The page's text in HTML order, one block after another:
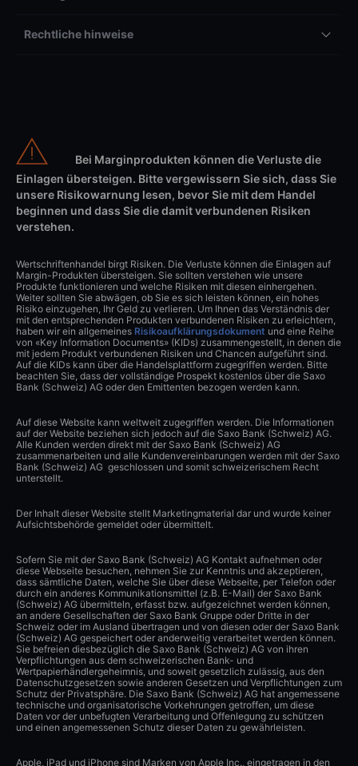
Rechtliche hinweise
Bei Marginprodukten können die Verluste die
Einlagen übersteigen. Bitte vergewissern Sie sich, dass Sie
unsere Risikowarnung lesen, bevor Sie mit dem Handel
beginnen und dass Sie die damit verbundenen Risiken
verstehen.
Wertschriftenhandel birgt Risiken. Die Verluste können die Einlagen auf
Margin-Produkten übersteigen. Sie sollten verstehen wie unsere
Produkte funktionieren und welche Risiken mit diesen einhergehen.
Weiter sollten Sie abwägen, ob Sie es sich leisten können, ein hohes
Risiko einzugehen, Ihr Geld zu verlieren. Um Ihnen das Verständnis der
mit den entsprechenden Produkten verbundenen Risiken zu erleichtern,
haben wir ein allgemeines Risikoaufklärungsdokument und eine Reihe
von «Key Information Documents» (KIDs) zusammengestellt, in denen die
mit jedem Produkt verbundenen Risiken und Chancen aufgeführt sind.
Auf die KIDs kann über die Handelsplattform zugegriffen werden. Bitte
beachten Sie, dass der vollständige Prospekt kostenlos über die Saxo
Bank (Schweiz) AG oder den Emittenten bezogen werden kann.
Auf diese Website kann weltweit zugegriffen werden. Die Informationen
auf der Website beziehen sich jedoch auf die Saxo Bank (Schweiz) AG.
Alle Kunden werden direkt mit der Saxo Bank (Schweiz) AG
zusammenarbeiten und alle Kundenvereinbarungen werden mit der Saxo
Bank (Schweiz) AG geschlossen und somit schweizerischem Recht
unterstellt.
Der Inhalt dieser Website stellt Marketingmaterial dar und wurde keiner
Aufsichtsbehörde gemeldet oder übermittelt.
Sofern Sie mit der Saxo Bank (Schweiz) AG Kontakt aufnehmen oder
diese Webseite besuchen, nehmen Sie zur Kenntnis und akzeptieren,
dass sämtliche Daten, welche Sie über diese Webseite, per Telefon oder
durch ein anderes Kommunikationsmittel (z.B. E-Mail) der Saxo Bank
(Schweiz) AG übermitteln, erfasst bzw. aufgezeichnet werden können,
an andere Gesellschaften der Saxo Bank Gruppe oder Dritte in der
Schweiz oder im Ausland übertragen und von diesen oder der Saxo Bank
(Schweiz) AG gespeichert oder anderweitig verarbeitet werden können.
Sie befreien diesbezüglich die Saxo Bank (Schweiz) AG von ihren
Verpflichtungen aus dem schweizerischen Bank- und
Wertpapierhändlergeheimnis, und soweit gesetzlich zulässig, aus den
Datenschutzgesetzen sowie anderen Gesetzen und Verpflichtungen zum
Schutz der Privatsphäre. Die Saxo Bank (Schweiz) AG hat angemessene
technische und organisatorische Vorkehrungen getroffen, um diese
Daten vor der unbefugten Verarbeitung und Offenlegung zu schützen
und einen angemessenen Schutz dieser Daten zu gewährleisten.
Apple, iPad und iPhone sind Marken von Apple Inc., eingetragen in den